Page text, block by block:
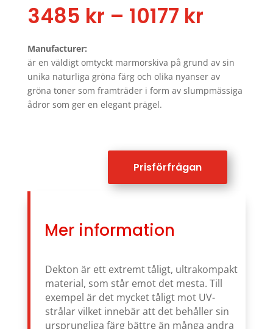
3485 kr – 10177 krPrice
10177
Manufacturer:
är en väldigt omtyckt marmorskiva på grund av sin
unika naturliga gröna färg och olika nyanser av
gröna toner som framträder i form av slumpmässiga
ådror som ger en elegant prägel.
Prisförfrågan
Mer information
Dekton är ett extremt tåligt, ultrakompakt
material, som står emot det mesta. Till
exempel är det mycket tåligt mot UV-
strålar vilket innebär att det behåller sin
ursprungliga färg bättre än många andra